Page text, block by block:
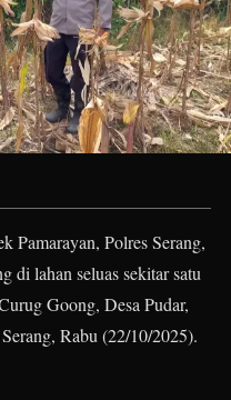
Pamarayan, Polres Serang,
di lahan seluas sekitar satu
Goong, Desa Pudar,
Rabu (22/10/2025).